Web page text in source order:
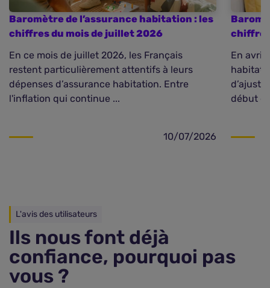
Baromètre de l’assurance habitation : les
chiffres du mois de juillet 2026
En ce mois de juillet 2026, les Français
restent particulièrement attentifs à leurs
dépenses d’assurance habitation. Entre
l'inflation qui continue ...
10/07/2026
En avril
début
L'avis des utilisateurs
Ils nous font déjà
confiance, pourquoi pas
vous ?